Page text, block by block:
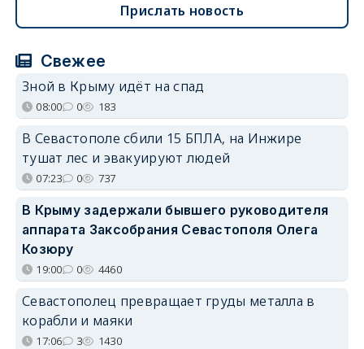
Прислать новость
Свежее
Зной в Крыму идёт на спад
08:00 0 183
В Севастополе сбили 15 БПЛА, на Инжире
тушат лес и эвакуируют людей
07:23 0 737
В Крыму задержали бывшего руководителя
аппарата Заксобрания Севастополя Олега
Козюру
19:00 0 4460
Севастополец превращает груды металла в
корабли и маяки
17:06 3 1430